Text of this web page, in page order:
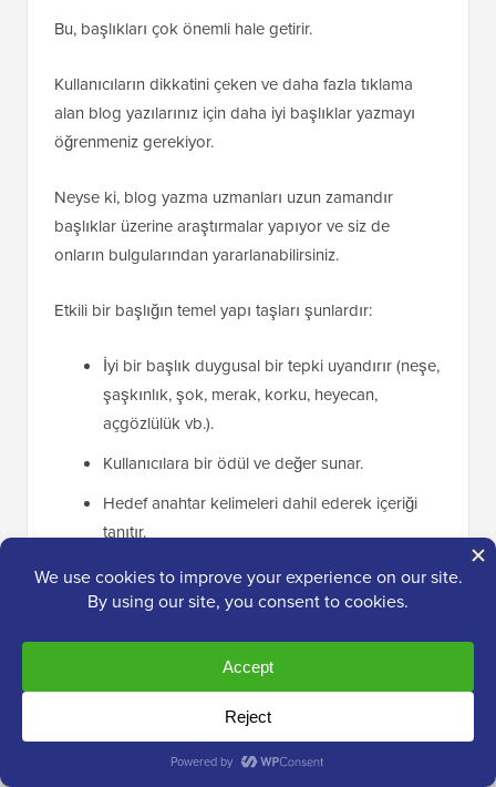
Bu, başlıkları çok önemli hale getirir.
Kullanıcıların dikkatini çeken ve daha fazla tıklama
alan blog yazılarınız için daha iyi başlıklar yazmayı
öğrenmeniz gerekiyor.
Neyse ki, blog yazma uzmanları uzun zamandır
başlıklar üzerine araştırmalar yapıyor ve siz de
onların bulgularından yararlanabilirsiniz.
Etkili bir başlığın temel yapı taşları şunlardır:
İyi bir başlık duygusal bir tepki uyandırır (neşe,
şaşkınlık, şok, merak, korku, heyecan,
açgözlülük vb.).
Kullanıcılara bir ödül ve değer sunar.
Hedef anahtar kelimeleri dahil ederek içeriği
tanıtır.
Metin yazarları, duygusal tepkiler uyandırmak için
güçlü kelimeler
kullanır. Kullanıcılara makalenin neden
değerli olduğunu veya başlığa tıklayarak ne elde
Son olarak, iyi bir başlık genellikle ince ve bazen de
ima edilen bir harekete geçirici mesaj içerir.